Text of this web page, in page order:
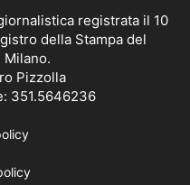
registrata il 10
della Stampa del
Pizzolla
351.5646236